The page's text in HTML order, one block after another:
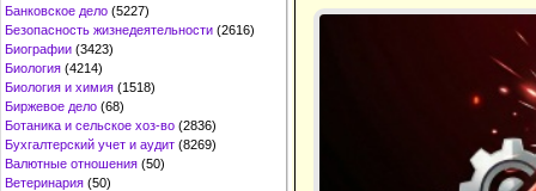
Банковское дело (5227)
Безопасность жизнедеятельности (2616)
Биографии (3423)
Биология (4214)
Биология и химия (1518)
Биржевое дело (68)
Ботаника и сельское хоз-во (2836)
Бухгалтерский учет и аудит (8269)
Валютные отношения (50)
Ветеринария (50)